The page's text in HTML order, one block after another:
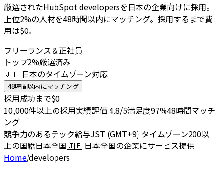
厳選されたHubSpot developersを日本の企業向けに採用。
上位2%の人材を48時間以内にマッチング。採用するまで費
用は$0。
フリーランス＆正社員
トップ2%厳選済み
🇯🇵 日本のタイムゾーン対応
48時間以内にマッチング
採用成功まで$0
10,000件以上の採用実績評価 4.8/5満足度97%48時間マッチ
ング
競争力のあるテック給与JST (GMT+9) タイムゾーン200以
上の国籍日本全国🇯🇵 日本全国の企業にサービス提供
Home/developers